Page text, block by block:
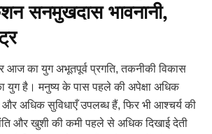
सनमुखदास भावनानी,
आज का युग अभूतपूर्व प्रगति, तकनीकी विकास
युग है। मनुष्य के पास पहले की अपेक्षा अधिक
अधिक सुविधाएँ उपलब्ध हैं, फिर भी आश्चर्य की
और खुशी की कमी पहले से अधिक दिखाई देती